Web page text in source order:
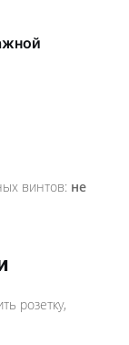
винтов: не
розетку,